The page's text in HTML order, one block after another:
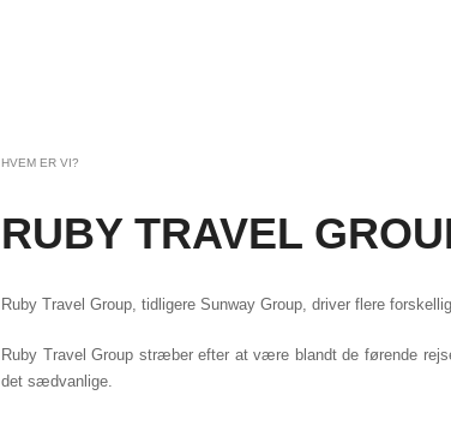
HVEM ER VI?
RUBY TRAVEL
Ruby Travel Group, tidligere Sunway Group, driver flere
Ruby Travel Group stræber efter at være blandt de førende
det sædvanlige.